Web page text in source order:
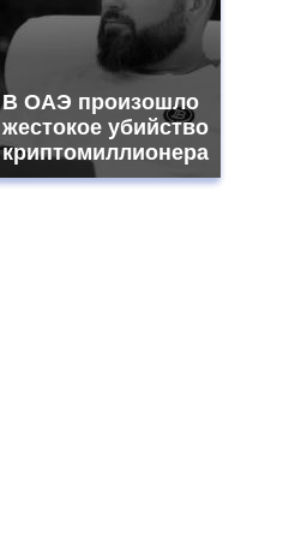
В ОАЭ произошло
жестокое убийство
криптомиллионера